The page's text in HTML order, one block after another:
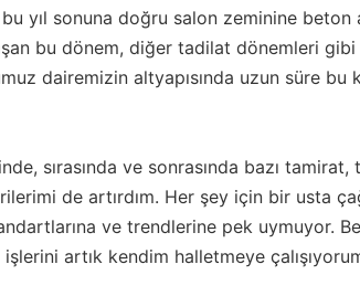
yıl sonuna doğru salon zeminine beton
bu dönem, diğer tadilat dönemleri gibi
dairemizin altyapısında uzun süre
sırasında ve sonrasında bazı
de artırdım. Her şey için bir usta
ve trendlerine pek uymuyor.
artık kendim halletmeye